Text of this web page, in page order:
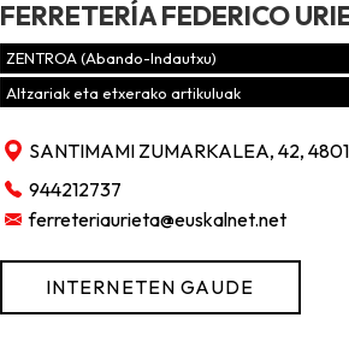
FERRETERÍA FEDERICO
ZENTROA (Abando-Indautxu)
Altzariak eta etxerako artikuluak
SANTIMAMI ZUMARKALEA, 42,
944212737
ferreteriaurieta@euskalnet.net
INTERNETEN GAUDE